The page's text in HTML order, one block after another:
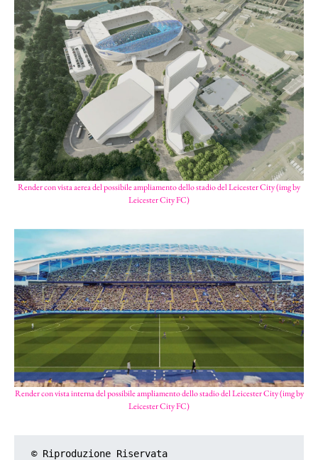
Render con vista aerea del possibile ampliamento dello stadio del Leicester City (img by
Leicester City FC)
Render con vista interna del possibile ampliamento dello stadio del Leicester City (img by
Leicester City FC)
© Riproduzione Riservata